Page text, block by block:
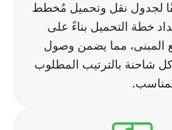
لجدول نقل وتحميل مُخطط
خطة التحميل بناءً على
المبنى، مما يضمن وصول
شاحنة بالترتيب المطلوب